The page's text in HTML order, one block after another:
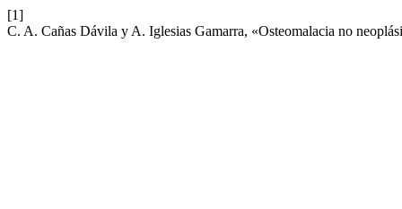
[1]
C. A. Cañas Dávila y A. Iglesias Gamarra, «Osteomalacia no